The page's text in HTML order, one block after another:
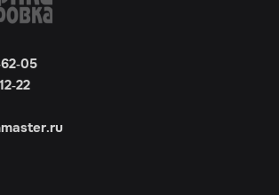
05
22